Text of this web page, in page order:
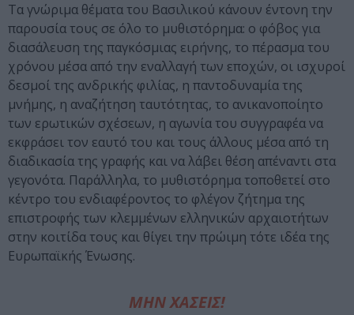
Τα γνώριμα θέματα του Βασιλικού κάνουν έντονη την
παρουσία τους σε όλο το μυθιστόρημα: ο φόβος για
διασάλευση της παγκόσμιας ειρήνης, το πέρασμα του
χρόνου μέσα από την εναλλαγή των εποχών, οι ισχυροί
δεσμοί της ανδρικής φιλίας, η παντοδυναμία της
μνήμης, η αναζήτηση ταυτότητας, το ανικανοποίητο
των ερωτικών σχέσεων, η αγωνία του συγγραφέα να
εκφράσει τον εαυτό του και τους άλλους μέσα από τη
διαδικασία της γραφής και να λάβει θέση απέναντι στα
γεγονότα. Παράλληλα, το μυθιστόρημα τοποθετεί στο
κέντρο του ενδιαφέροντος το φλέγον ζήτημα της
επιστροφής των κλεμμένων ελληνικών αρχαιοτήτων
στην κοιτίδα τους και θίγει την πρώιμη τότε ιδέα της
Ευρωπαϊκής Ένωσης.
ΜΗΝ ΧΑΣΕΙΣ!